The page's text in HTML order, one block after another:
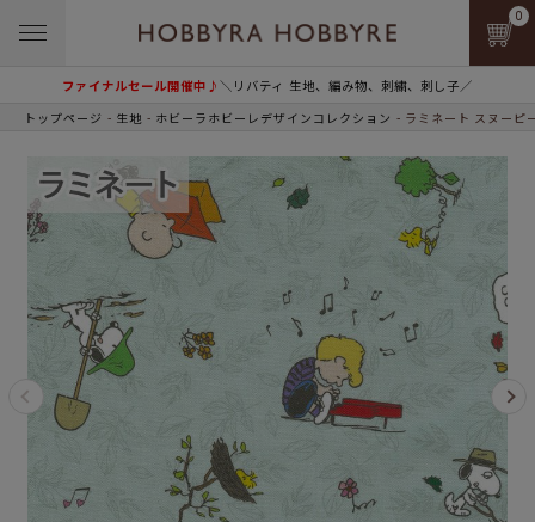
ファイナルセール開催中♪＼リバティ 生地、編み物、刺繍、刺し子／
0
トップページ 生地 ホビーラホビーレデザインコレクション ラミネート スヌーピ